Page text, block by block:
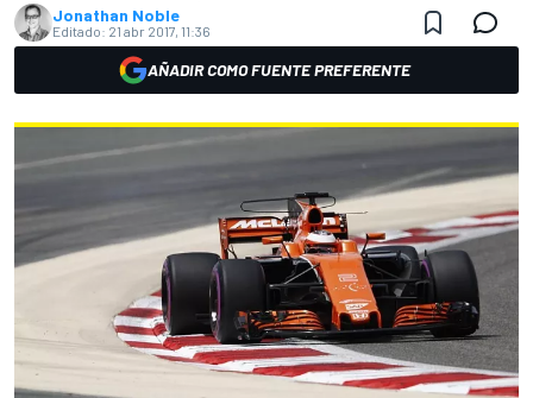
Jonathan Noble
Editado: 21 abr 2017, 11:36
AÑADIR COMO FUENTE PREFERENTE